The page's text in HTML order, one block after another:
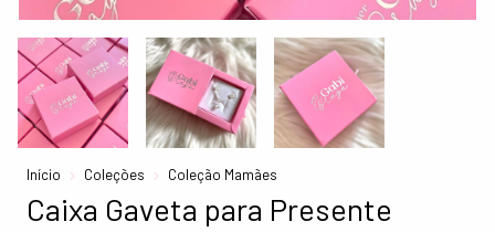
Início Coleções Coleção Mamães
Caixa Gaveta para Presente